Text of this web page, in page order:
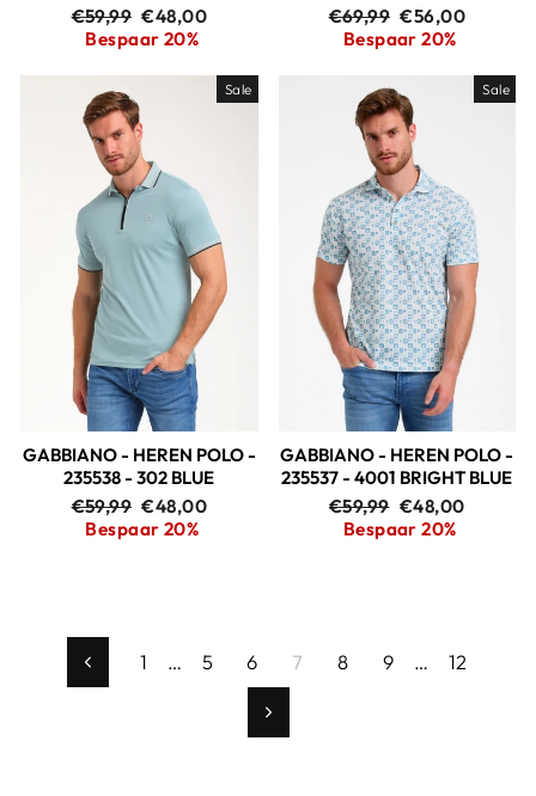
Adviesprijs
€59,99 Aanbiedingsprijs
€48,00
Bespaar 20%
Adviesprijs
€69,99 €56,00
Bespaar 20%
Sale
GABBIANO - HEREN POLO -
235538 - 302 BLUE
Adviesprijs
€59,99 Aanbiedingsprijs
€48,00
Bespaar 20%
Sale
GABBIANO - HEREN POLO -
235537 - 4001 BRIGHT BLUE
Adviesprijs
€59,99 €48,00
Bespaar 20%
Vorige
1 … 5 6 7 8 9 … 12
Volgende